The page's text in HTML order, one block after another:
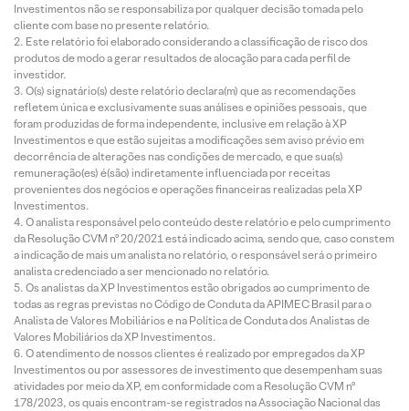
Investimentos não se responsabiliza por qualquer decisão tomada pelo
cliente com base no presente relatório.
Este relatório foi elaborado considerando a classificação de risco dos
produtos de modo a gerar resultados de alocação para cada perfil de
investidor.
O(s) signatário(s) deste relatório declara(m) que as recomendações
refletem única e exclusivamente suas análises e opiniões pessoais, que
foram produzidas de forma independente, inclusive em relação à XP
Investimentos e que estão sujeitas a modificações sem aviso prévio em
decorrência de alterações nas condições de mercado, e que sua(s)
remuneração(es) é(são) indiretamente influenciada por receitas
provenientes dos negócios e operações financeiras realizadas pela XP
Investimentos.
O analista responsável pelo conteúdo deste relatório e pelo cumprimento
da Resolução CVM nº 20/2021 está indicado acima, sendo que, caso constem
a indicação de mais um analista no relatório, o responsável será o primeiro
analista credenciado a ser mencionado no relatório.
Os analistas da XP Investimentos estão obrigados ao cumprimento de
todas as regras previstas no Código de Conduta da APIMEC Brasil para o
Analista de Valores Mobiliários e na Política de Conduta dos Analistas de
Valores Mobiliários da XP Investimentos.
O atendimento de nossos clientes é realizado por empregados da XP
Investimentos ou por assessores de investimento que desempenham suas
atividades por meio da XP, em conformidade com a Resolução CVM nº
178/2023, os quais encontram-se registrados na Associação Nacional das